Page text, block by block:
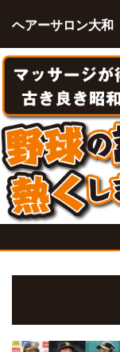
ヘアーサロン大和